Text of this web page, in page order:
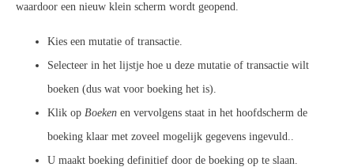
waardoor een nieuw klein scherm wordt geopend.
Kies een mutatie of transactie.
Selecteer in het lijstje hoe u deze mutatie of transactie wilt
boeken (dus wat voor boeking het is).
Klik op Boeken en vervolgens staat in het hoofdscherm de
boeking klaar met zoveel mogelijk gegevens ingevuld..
U maakt boeking definitief door de boeking op te slaan.